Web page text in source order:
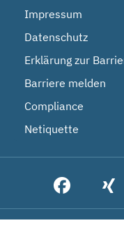
Impressum
Datenschutz
Erklärung zur
Barriere melden
Compliance
Netiquette